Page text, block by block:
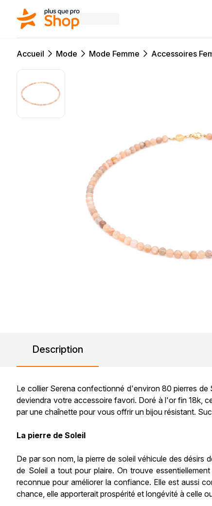
Accueil Mode Mode Femme Accessoires
Description
Le collier Serena confectionné d'environ 80 pierres de
deviendra votre accessoire favori. Doré à l'or fin 18k,
par une chaînette pour vous offrir un bijou résistant.
La pierre de Soleil
De par son nom, la pierre de soleil véhicule des désirs
de Soleil a tout pour plaire. On trouve
reconnue pour améliorer la confiance. Elle est aussi
chance, elle apporterait prospérité et longévité à celle